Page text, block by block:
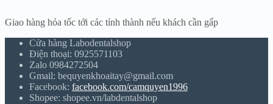
Giao hàng hỏa tốc tới các tỉnh thành nếu khách cần gấp
Cửa hàng Labodentalshop
Điện thoại: 0925571103
Zalo 0984272504
Gmail: bequyenkhoaitay@gmail.com
Facebook: facebook.com/camquyen1996
Shopee: shopee.vn/labdentalshop